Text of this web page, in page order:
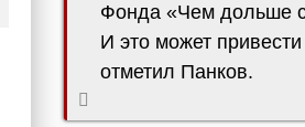
Фонда «Чем дольше
И это может
отметил Панков.